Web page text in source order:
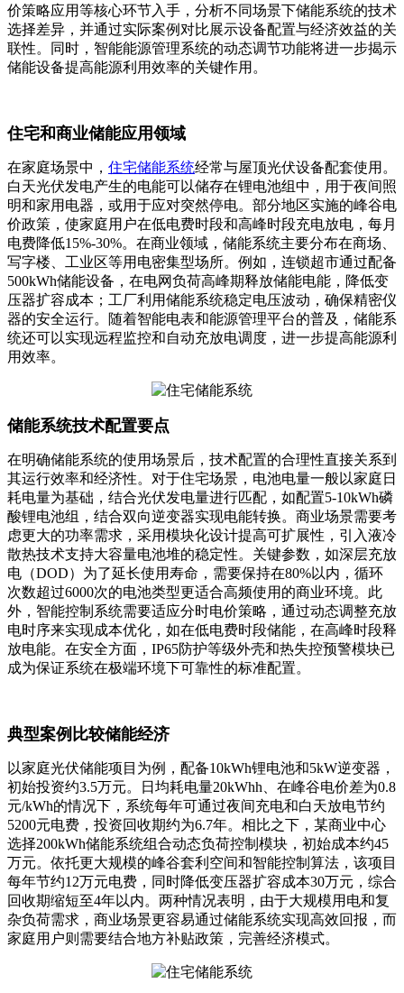
价策略应用等核心环节入手，分析不同场景下储能系统的技术
选择差异，并通过实际案例对比展示设备配置与经济效益的关
联性。同时，智能能源管理系统的动态调节功能将进一步揭示
储能设备提高能源利用效率的关键作用。
住宅和商业储能应用领域
在家庭场景中， 住宅储能系统经常与屋顶光伏设备配套使用。
白天光伏发电产生的电能可以储存在锂电池组中，用于夜间照
明和家用电器，或用于应对突然停电。部分地区实施的峰谷电
价政策，使家庭用户在低电费时段和高峰时段充电放电，每月
电费降低15%-30%。在商业领域，储能系统主要分布在商场、
写字楼、工业区等用电密集型场所。例如，连锁超市通过配备
500kWh储能设备，在电网负荷高峰期释放储能电能，降低变
压器扩容成本；工厂利用储能系统稳定电压波动，确保精密仪
器的安全运行。随着智能电表和能源管理平台的普及，储能系
统还可以实现远程监控和自动充放电调度，进一步提高能源利
用效率。
储能系统技术配置要点
在明确储能系统的使用场景后，技术配置的合理性直接关系到
其运行效率和经济性。对于住宅场景，电池电量一般以家庭日
耗电量为基础，结合光伏发电量进行匹配，如配置5-10kWh磷
酸锂电池组，结合双向逆变器实现电能转换。商业场景需要考
虑更大的功率需求，采用模块化设计提高可扩展性，引入液冷
散热技术支持大容量电池堆的稳定性。关键参数，如深层充放
电（DOD）为了延长使用寿命，需要保持在80%以内，循环
次数超过6000次的电池类型更适合高频使用的商业环境。此
外，智能控制系统需要适应分时电价策略，通过动态调整充放
电时序来实现成本优化，如在低电费时段储能，在高峰时段释
放电能。在安全方面，IP65防护等级外壳和热失控预警模块已
成为保证系统在极端环境下可靠性的标准配置。
典型案例比较储能经济
以家庭光伏储能项目为例，配备10kWh锂电池和5kW逆变器，
初始投资约3.5万元。日均耗电量20kWhh、在峰谷电价差为0.8
元/kWh的情况下，系统每年可通过夜间充电和白天放电节约
5200元电费，投资回收期约为6.7年。相比之下，某商业中心
选择200kWh储能系统组合动态负荷控制模块，初始成本约45
万元。依托更大规模的峰谷套利空间和智能控制算法，该项目
每年节约12万元电费，同时降低变压器扩容成本30万元，综合
回收期缩短至4年以内。两种情况表明，由于大规模用电和复
杂负荷需求，商业场景更容易通过储能系统实现高效回报，而
家庭用户则需要结合地方补贴政策，完善经济模式。